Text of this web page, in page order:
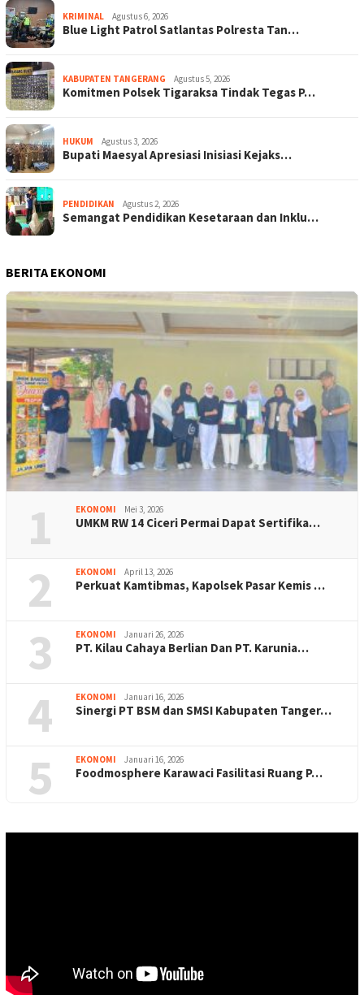
KRIMINAL Agustus 6, 2026
Blue Light Patrol Satlantas Polresta Tan…
KABUPATEN TANGERANG Agustus 5, 2026
Komitmen Polsek Tigaraksa Tindak Tegas P…
HUKUM Agustus 3, 2026
Bupati Maesyal Apresiasi Inisiasi Kejaks…
PENDIDIKAN Agustus 2, 2026
Semangat Pendidikan Kesetaraan dan Inklu…
BERITA EKONOMI
1 EKONOMI Mei 3, 2026
UMKM RW 14 Ciceri Permai Dapat Sertifika…
2 EKONOMI April 13, 2026
Perkuat Kamtibmas, Kapolsek Pasar Kemis …
3 EKONOMI Januari 26, 2026
PT. Kilau Cahaya Berlian Dan PT. Karunia…
4 EKONOMI Januari 16, 2026
Sinergi PT BSM dan SMSI Kabupaten Tanger…
5 EKONOMI Januari 16, 2026
Foodmosphere Karawaci Fasilitasi Ruang P…